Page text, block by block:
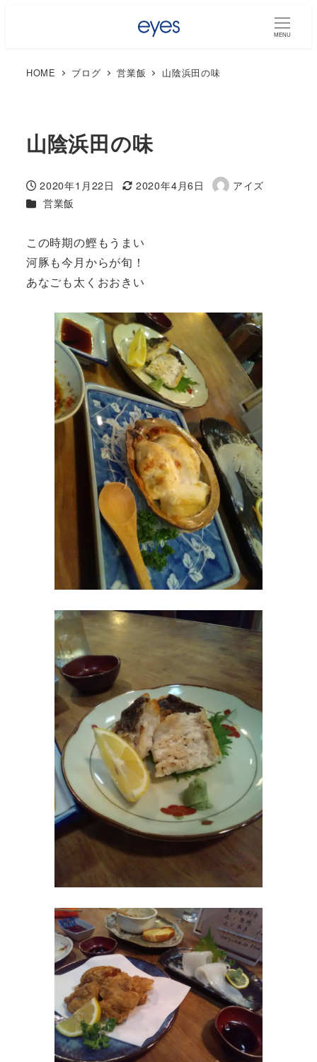
MENU
HOME ブログ 営業飯 山陰浜田の味
山陰浜田の味
投稿日
2020年1月22日
更新日
2020年4月6日
著
アイズ
カテゴリー
営業飯
この時期の鰹もうまい
河豚も今月からが旬！
あなごも太くおおきい